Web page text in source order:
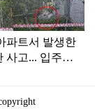
파트서 발생한
사고... 입주민